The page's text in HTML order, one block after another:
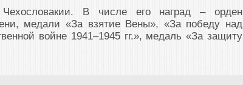
В числе его наград – орден
медали «За взятие Вены», «За победу над
войне 1941–1945 гг.», медаль «За защиту